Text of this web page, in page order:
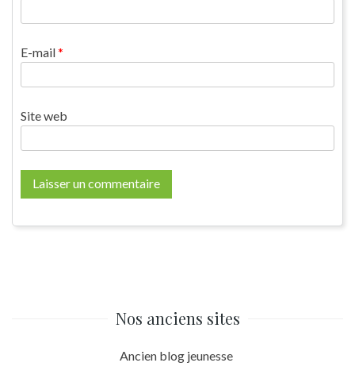
E-mail*
Site web
Nos anciens sites
Ancien blog jeunesse